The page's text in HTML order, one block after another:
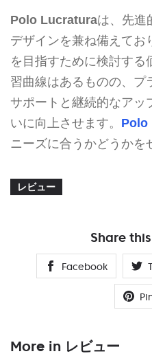
Polo Lucraturaは、先進
デザインを兼ね備えてお
を目指すために検討する
習曲線はあるものの、プ
サポートと継続的なアッ
いに向上させます。 Polo
ニーズに合うかどうかを
レビュー
Share
Facebook
More in レビュー